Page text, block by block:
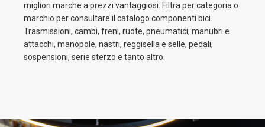
migliori marche a prezzi vantaggiosi. Filtra per categoria o
marchio per consultare il catalogo componenti bici.
Trasmissioni, cambi, freni, ruote, pneumatici, manubri e
attacchi, manopole, nastri, reggisella e selle, pedali,
sospensioni, serie sterzo e tanto altro.